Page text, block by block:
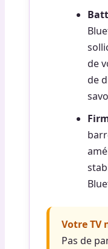
de
de
Votre TV
Pas de